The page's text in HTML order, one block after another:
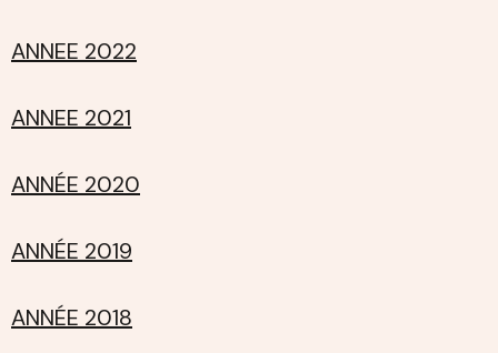
ANNEE 2022
ANNEE 2021
ANNÉE 2020
ANNÉE 2019
ANNÉE 2018